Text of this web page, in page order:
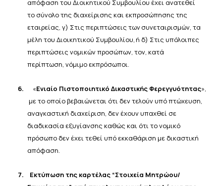
απόφαση του Διοικητικού Συμβουλίου έχει ανατεθεί
το σύνολοτης διαχείρισης και εκπροσώπησης της
εταιρείας, γ) Στις περιπτώσεις τωνσυνεταιρισμών, τα
μέλη του Διοικητικού Συμβουλίου, ή δ) Στις υπόλοιπες
περιπτώσεις νομικώνπροσώπων, τον, κατά
περίπτωση, νόμιμο εκπρόσωποι.
6. «Ενιαίο Πιστοποιητικό Δικαστικής Φερεγγυότητας»,
με το οποίο βεβαιώνεται ότι δεν τελούν υπό πτώχευση,
αναγκαστική διαχείριση, δεν έχουν υπαχθεί σε
διαδικασία εξυγίανσης καθώς και ότι το νομικό
πρόσωπο δεν έχει τεθεί υπό εκκαθάριση με δικαστική
απόφαση.
7.
Εκτύπωση της καρτέλας “Στοιχεία Μητρώου/